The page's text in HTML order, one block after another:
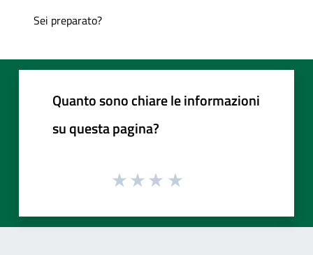
Sei preparato?
Quanto sono chiare le informazioni
su questa pagina?